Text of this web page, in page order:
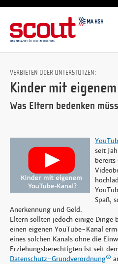
VERBIETEN ODER UNTERSTÜTZEN:
Kinder mit eigenem
Was Eltern bedenken
seit
bereits
Spaß,
Anerkennung und Geld.
Eltern sollten jedoch einige Dinge
einen eigenen YouTube-Kanal
eines solchen Kanals ohne die
Erziehungsberechtigten ist seit
Datenschutz-Grundverordnung